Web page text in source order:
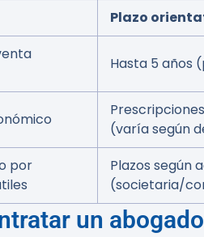
Plazo
Hasta 5 años
(varía según
por
Plazos según
(societaria/
un